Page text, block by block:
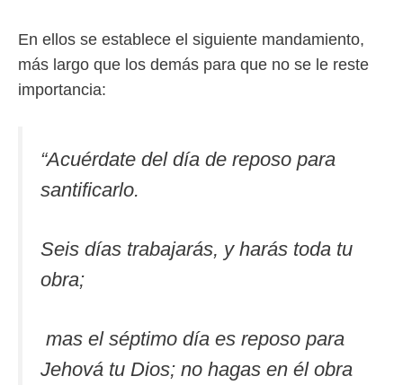
En ellos se establece el siguiente mandamiento,
más largo que los demás para que no se le reste
importancia:
“Acuérdate del día de reposo para
santificarlo.
Seis días trabajarás, y harás toda tu
obra;
mas el séptimo día es reposo para
Jehová tu Dios; no hagas en él obra